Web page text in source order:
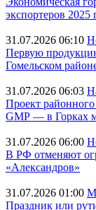
экспортеров 2025
31.07.2026 06:10
Первую
Гомельском
31.07.2026 06:03
Проект
GMP — в Горках
31.07.2026 06:00
В РФ отменяют
«Александров»
31.07.2026 01:00
Праздник или